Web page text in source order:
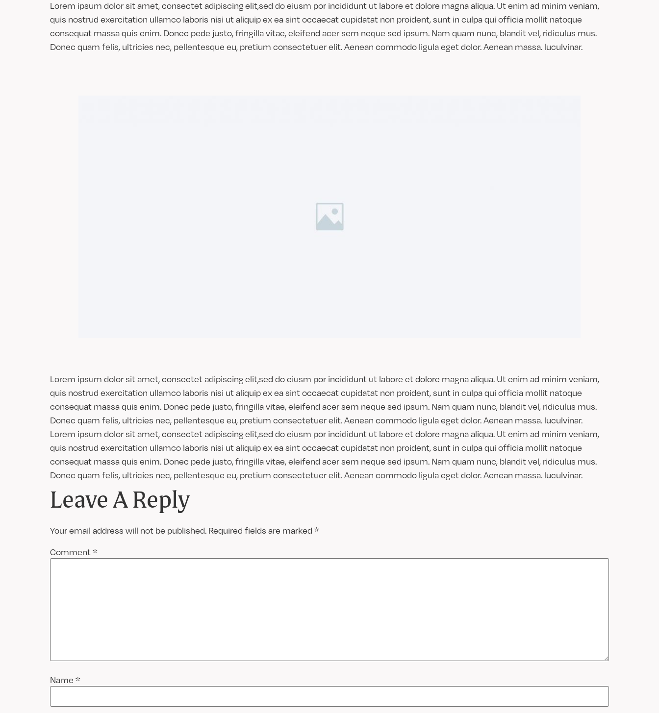
Lorem ipsum dolor sit amet, consectet adipiscing elit,sed do eiusm por incididunt ut labore et dolore magna aliqua. Ut enim ad minim veniam,
quis nostrud exercitation ullamco laboris nisi ut aliquip ex ea sint occaecat cupidatat non proident, sunt in culpa qui officia mollit natoque
consequat massa quis enim. Donec pede justo, fringilla vitae, eleifend acer sem neque sed ipsum. Nam quam nunc, blandit vel, ridiculus mus.
Donec quam felis, ultricies nec, pellentesque eu, pretium consectetuer elit. Aenean commodo ligula eget dolor. Aenean massa. luculvinar.
Lorem ipsum dolor sit amet, consectet adipiscing elit,sed do eiusm por incididunt ut labore et dolore magna aliqua. Ut enim ad minim veniam,
quis nostrud exercitation ullamco laboris nisi ut aliquip ex ea sint occaecat cupidatat non proident, sunt in culpa qui officia mollit natoque
consequat massa quis enim. Donec pede justo, fringilla vitae, eleifend acer sem neque sed ipsum. Nam quam nunc, blandit vel, ridiculus mus.
Donec quam felis, ultricies nec, pellentesque eu, pretium consectetuer elit. Aenean commodo ligula eget dolor. Aenean massa. luculvinar.
Lorem ipsum dolor sit amet, consectet adipiscing elit,sed do eiusm por incididunt ut labore et dolore magna aliqua. Ut enim ad minim veniam,
quis nostrud exercitation ullamco laboris nisi ut aliquip ex ea sint occaecat cupidatat non proident, sunt in culpa qui officia mollit natoque
consequat massa quis enim. Donec pede justo, fringilla vitae, eleifend acer sem neque sed ipsum. Nam quam nunc, blandit vel, ridiculus mus.
Donec quam felis, ultricies nec, pellentesque eu, pretium consectetuer elit. Aenean commodo ligula eget dolor. Aenean massa. luculvinar.
Leave A Reply
Your email address will not be published. Required fields are marked *
Comment*
Name *